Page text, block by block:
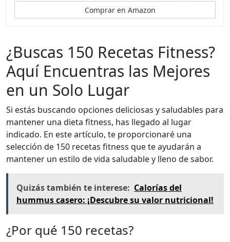
Comprar en Amazon
¿Buscas 150 Recetas Fitness?
Aquí Encuentras las Mejores
en un Solo Lugar
Si estás buscando opciones deliciosas y saludables para
mantener una dieta fitness, has llegado al lugar
indicado. En este artículo, te proporcionaré una
selección de 150 recetas fitness que te ayudarán a
mantener un estilo de vida saludable y lleno de sabor.
Quizás también te interese: Calorías del
hummus casero: ¡Descubre su valor nutricional!
¿Por qué 150 recetas?